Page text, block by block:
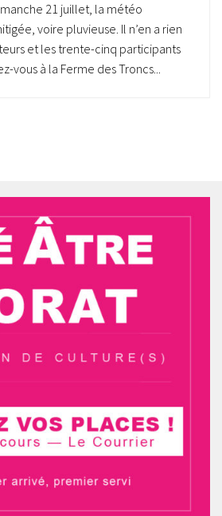
21 juillet, la météo
voire pluvieuse. Il n’en a rien
et les trente-cinq participants
vous à la Ferme des Troncs...